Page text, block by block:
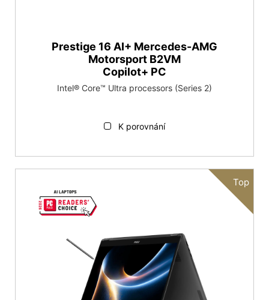
Prestige 16 AI+ Mercedes-AMG
Motorsport B2VM
Copilot+ PC
Intel® Core™ Ultra processors (Series 2)
K porovnání
Top